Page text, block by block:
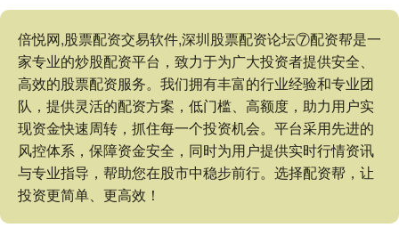
倍悦网,股票配资交易软件,深圳股票配资论坛⑦配资帮是一
家专业的炒股配资平台，致力于为广大投资者提供安全、
高效的股票配资服务。我们拥有丰富的行业经验和专业团
队，提供灵活的配资方案，低门槛、高额度，助力用户实
现资金快速周转，抓住每一个投资机会。平台采用先进的
风控体系，保障资金安全，同时为用户提供实时行情资讯
与专业指导，帮助您在股市中稳步前行。选择配资帮，让
投资更简单、更高效！